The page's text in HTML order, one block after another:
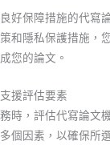
好保障措施的代寫
和隱私保護措施，
您的論文。
援評估要素
時，評估代寫論文
個因素，以確保所